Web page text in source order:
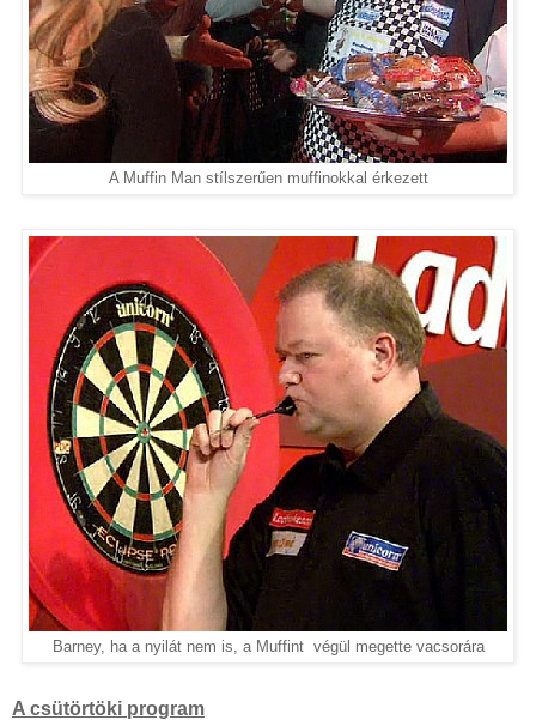
A Muffin Man stílszerűen muffinokkal érkezett
Barney, ha a nyilát nem is, a Muffint végül megette vacsorára
A csütörtöki program